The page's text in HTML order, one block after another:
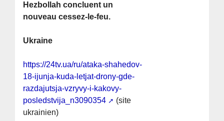
Hezbollah concluent un
nouveau cessez-le-feu.
Ukraine
https://24tv.ua/ru/ataka-shahedov-
18-ijunja-kuda-letjat-drony-gde-
razdajutsja-vzryvy-i-kakovy-
posledstvija_n3090354
(site
ukrainien)